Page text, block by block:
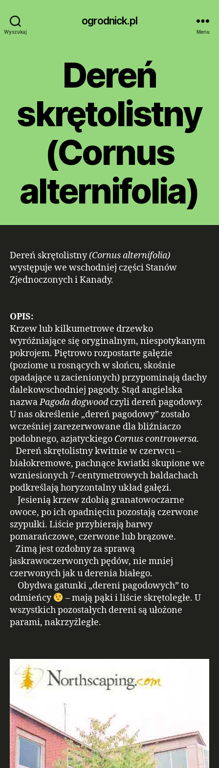
Wyszukaj
ogrodnick.pl
Menu
Dereń
skrętolistny
(Cornus
alternifolia)
Dereń skrętolistny(Cornus alternifolia)
występuje we wschodniej części Stanów
Zjednoczonych i Kanady.
OPIS:
Krzew lub kilkumetrowe drzewko
wyróżniające się oryginalnym, niespotykanym
pokrojem. Piętrowo rozpostarte gałęzie
(poziome u rosnących w słońcu, skośnie
opadające u zacienionych) przypominają dachy
dalekowschodniej pagody. Stąd angielska
nazwaPagoda dogwoodczyli dereń pagodowy.
U nas określenie „dereń pagodowy” zostało
wcześniej zarezerwowane dla bliźniaczo
podobnego, azjatyckiego Cornus controwersa.
Dereń skrętolistny kwitnie w czerwcu –
białokremowe, pachnące kwiatki skupione we
wzniesionych 7-centymetrowych baldachach
podkreślają horyzontalny układ gałęzi.
Jesienią krzew zdobią granatowoczarne
owoce, po ich opadnięciu pozostają czerwone
szypułki. Liście przybierają barwy
pomarańczowe, czerwone lub brązowe.
Zimą jest ozdobny za sprawą
jaskrawoczerwonych pędów, nie mniej
czerwonych jak u derenia białego.
Obydwa gatunki „dereni pagodowych” to
odmieńcy
– mają pąki i liście skrętoległe. U
wszystkich pozostałych dereni są ułożone
parami, nakrzyżległe.